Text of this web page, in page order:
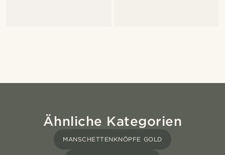
Ähnliche Kategorien
MANSCHETTENKNÖPFE GOLD